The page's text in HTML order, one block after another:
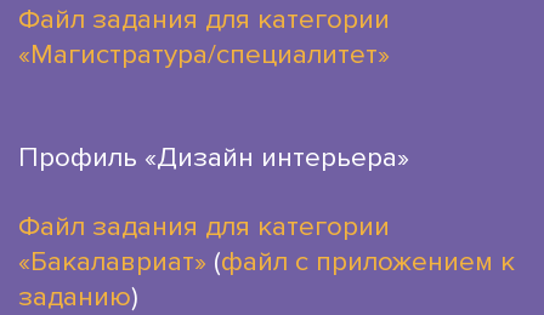
Файл задания для категории
«Магистратура/специалитет»
Профиль «Дизайн интерьера»
Файл задания для категории
«Бакалавриат» (файл с приложением к
заданию)